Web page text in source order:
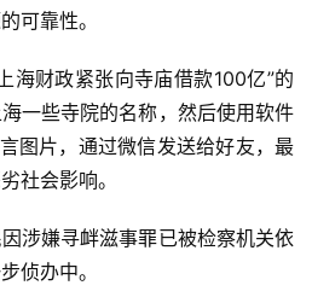
可靠性。
海财政紧张向寺庙借款100亿”的
一些寺院的名称，然后使用软件
图片，通过微信发送给好友，最
社会影响。
涉嫌寻衅滋事罪已被检察机关依
侦办中。